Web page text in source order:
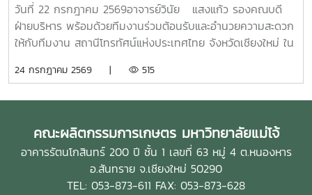
วันที่ 22 กรกฎาคม 2569อาจารย์วินัย แสงแก้ว รองคณบดี
ฝ่ายบริหาร พร้อมด้วยทีมงานร่วมต้อนรับและอำนวยความสะดวก
ให้กับทีมงาน สถานีโทรทัศน์แห่งประเทศไทย จังหวัดเชียงใหม่ ใน
พระนาม” เทิดพระเกียรติ สมเด็จพระพันปีหลวง สมเด็จพระนาง
ไพรพฤกษ์ อันเนื่องมาจากพระราชดำริ ในโอกาสเดียวกันนี้ได้รับ
เกียรติจากผู้ช่วยศาสตราจารย์ ดร.ประพันธ์ โอสถาพันธุ์ อดีต
คณบดีคณะผลิตกรรมการเกษตรได้ให้ข้อมูลเกี่ยวกับประวัติความ
เป็นมา และรายละเอียดต่างๆ เกี่ยวกับโครงการคืนชีวิตกล้วยไม้
24 กรกฎาคม 2569 | 515
คณะผลิตกรรมการเกษตร มหาวิทยาลัยแม่โจ้
อาคารรัตนโกสินทร์ 200 ปี ชั้น 1 เลขที่ 63 หมู่ 4 ต.หนองหาร
อ.สันทราย จ.เชียงใหม่ 50290
TEL: 053-873-611 FAX: 053-873-628